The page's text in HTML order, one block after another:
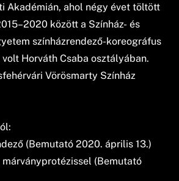
Akadémián, ahol négy évet töltött
között a Színház- és
színházrendező-koreográfus
Horváth Csaba osztályában.
Vörösmarty Színház
(Bemutató 2020. április 13.)
(Bemutató